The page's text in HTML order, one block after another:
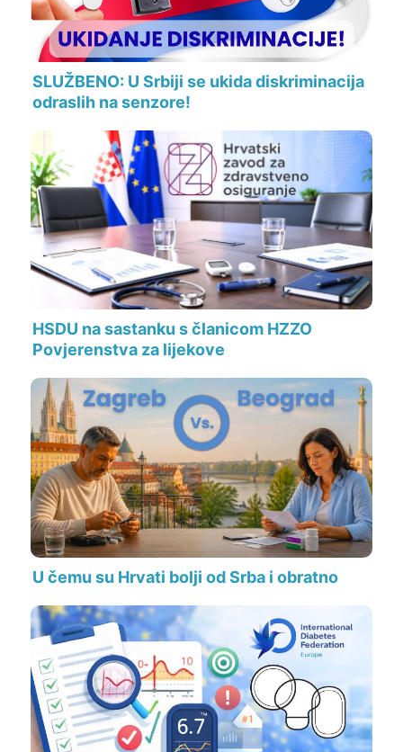
SLUŽBENO: U Srbiji se ukida diskriminacija
odraslih na senzore!
HSDU na sastanku s članicom HZZO
Povjerenstva za lijekove
U čemu su Hrvati bolji od Srba i obratno